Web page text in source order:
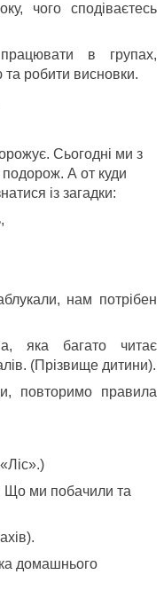
чого сподіваєтесь
в групах,
робити висновки.
Сьогодні ми з
А от куди
із загадки:
нам потрібен
яка багато читає
(Прізвище дитини).
повторимо правила
Що ми побачили та
домашнього